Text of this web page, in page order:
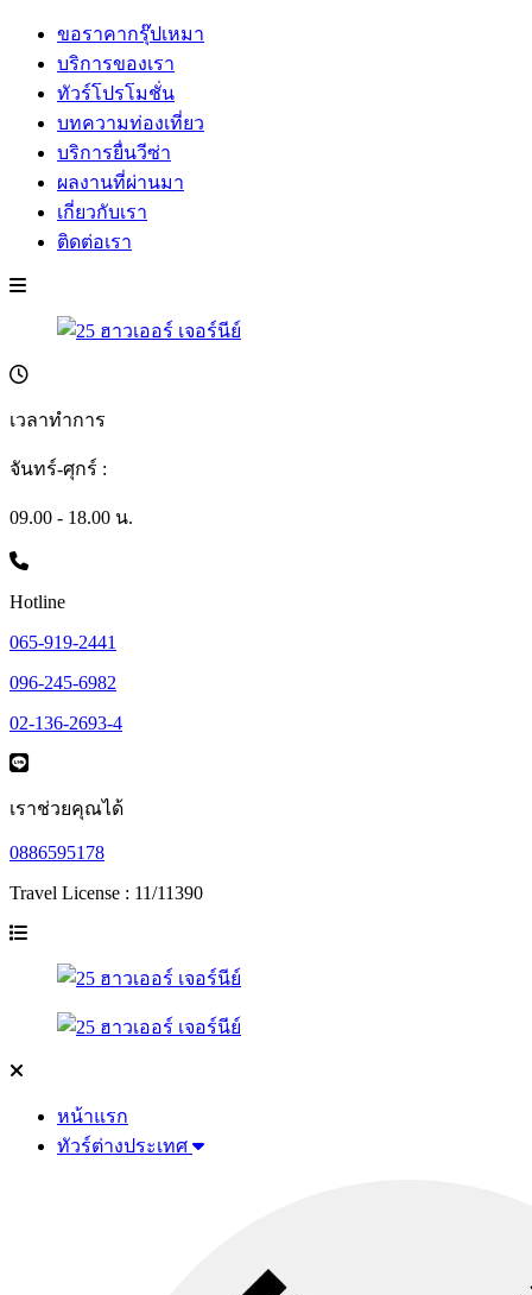
ขอราคากรุ๊ปเหมา
บริการของเรา
ทัวร์โปรโมชั่น
บทความท่องเที่ยว
บริการยื่นวีซ่า
ผลงานที่ผ่านมา
เกี่ยวกับเรา
ติดต่อเรา
เวลาทำการ
จันทร์-ศุกร์ :
09.00 - 18.00 น.
Hotline
065-919-2441
096-245-6982
02-136-2693-4
เราช่วยคุณได้
0886595178
Travel License : 11/11390
หน้าแรก
ทัวร์ต่างประเทศ